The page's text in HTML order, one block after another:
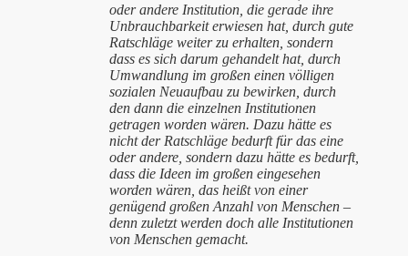
oder andere Institution, die gerade ihre
Unbrauchbarkeit erwiesen hat, durch gute
Ratschläge weiter zu erhalten, sondern
dass es sich darum gehandelt hat, durch
Umwandlung im großen einen völligen
sozialen Neuaufbau zu bewirken, durch
den dann die einzelnen Institutionen
getragen worden wären. Dazu hätte es
nicht der Ratschläge bedurft für das eine
oder andere, sondern dazu hätte es bedurft,
dass die Ideen im großen eingesehen
worden wären, das heißt von einer
genügend großen Anzahl von Menschen –
denn zuletzt werden doch alle Institutionen
von Menschen gemacht.